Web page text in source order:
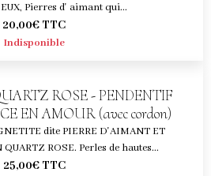
Pierres d' aimant qui...
20,00€ TTC
Indisponible
ROSE - PENDENTIF
EN AMOUR (avec cordon)
dite PIERRE D'AIMANT ET
ROSE. Perles de hautes...
25,00€ TTC